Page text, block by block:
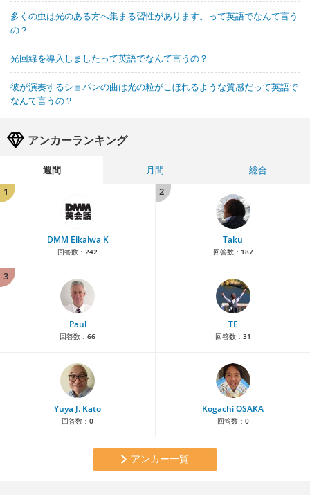
多くの虫は光のある方へ集まる習性があります。って英語でなんて言う
の？
光回線を導入しましたって英語でなんて言うの？
彼が演奏するショパンの曲は光の粒がこぼれるような質感だって英語で
なんて言うの？
アンカーランキング
週間 月間
総合
1
DMM Eikaiwa K
回答数： 242
2
Taku
回答数： 187
3
Paul
回答数： 66
TE
回答数： 31
Yuya J. Kato
回答数： 0
Kogachi OSAKA
回答数： 0
アンカー一覧